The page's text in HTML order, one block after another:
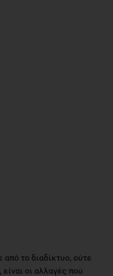
από το διαδίκτυο, ούτε
οι αλλαγές που